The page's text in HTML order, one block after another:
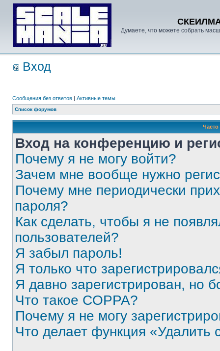
Думаете, что можете собрать
Вход
Сообщения без ответов | Активные темы
Список форумов
Вход на конференцию и
Почему я не могу войти?
Зачем мне вообще нужно
Почему мне периодически
пароля?
Как сделать, чтобы я не
пользователей?
Я забыл пароль!
Я только что
Я давно зарегистрирован, но
Что такое COPPA?
Почему я не могу
Что делает функция «Удалить